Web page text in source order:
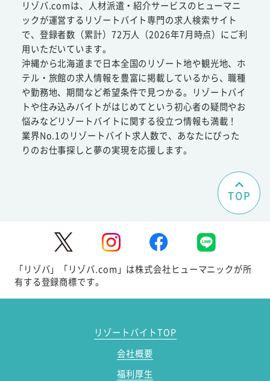
リゾバ.comは、人材派遣・紹介サービスのヒューマニ
ックが運営するリゾートバイト専門の求人検索サイト
で、登録者数（累計）72万人（2026年7月時点）にご利
用いただいています。
沖縄から北海道まで日本全国のリゾート地や観光地、ホ
テル・旅館の求人情報を豊富に掲載しているから、職種
や勤務地、期間など希望条件で見つかる。リゾートバイ
トや住み込みバイトがはじめてという初心者の疑問やお
悩みなどリゾートバイトに関する役立つ情報も満載！
業界No.1のリゾートバイト求人数で、あなたにぴった
りのお仕事探しと夢の実現を応援します。
TOP
「リゾバ」「リゾバ.com」は株式会社ヒューマニックが所
有する登録商標です。
リゾートバイトTOP
会社概要
福利厚生